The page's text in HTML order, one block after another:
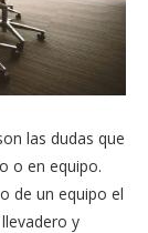
las dudas que
o en equipo.
de un equipo el
y